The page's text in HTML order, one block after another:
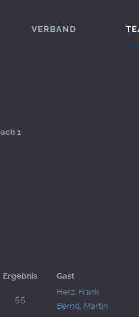
VERBAND
1
Ergebnis Gast
5:5
Herz, Frank
Bernd, Martin